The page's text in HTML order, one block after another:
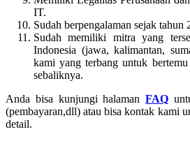
IT.
Sudah berpengalaman sejak tahun
Sudah memiliki mitra yang
Indonesia (jawa, kalimantan,
kami yang terbang untuk
sebaliknya.
Anda bisa kunjungi halaman FAQ
(pembayaran,dll) atau bisa kontak kami
detail.